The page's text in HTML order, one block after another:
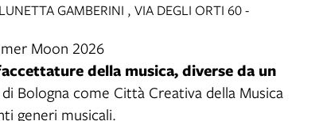
GAMBERINI , VIA DEGLI ORTI 60 -
Moon 2026
della musica, diverse da un
Bologna come Città Creativa della Musica
generi musicali.